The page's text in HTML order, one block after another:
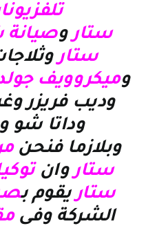
ستارو
ستار
وميكروويف
وديب فريزر
وداتا شو
وبلازمافنحن
ستار وان
ستار يقوم ب
الشركة وفى